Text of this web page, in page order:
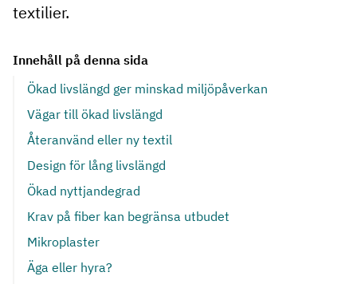
textilier.
Innehåll på denna sida
Ökad livslängd ger minskad miljöpåverkan
Vägar till ökad livslängd
Återanvänd eller ny textil
Design för lång livslängd
Ökad nyttjandegrad
Krav på fiber kan begränsa utbudet
Mikroplaster
Äga eller hyra?